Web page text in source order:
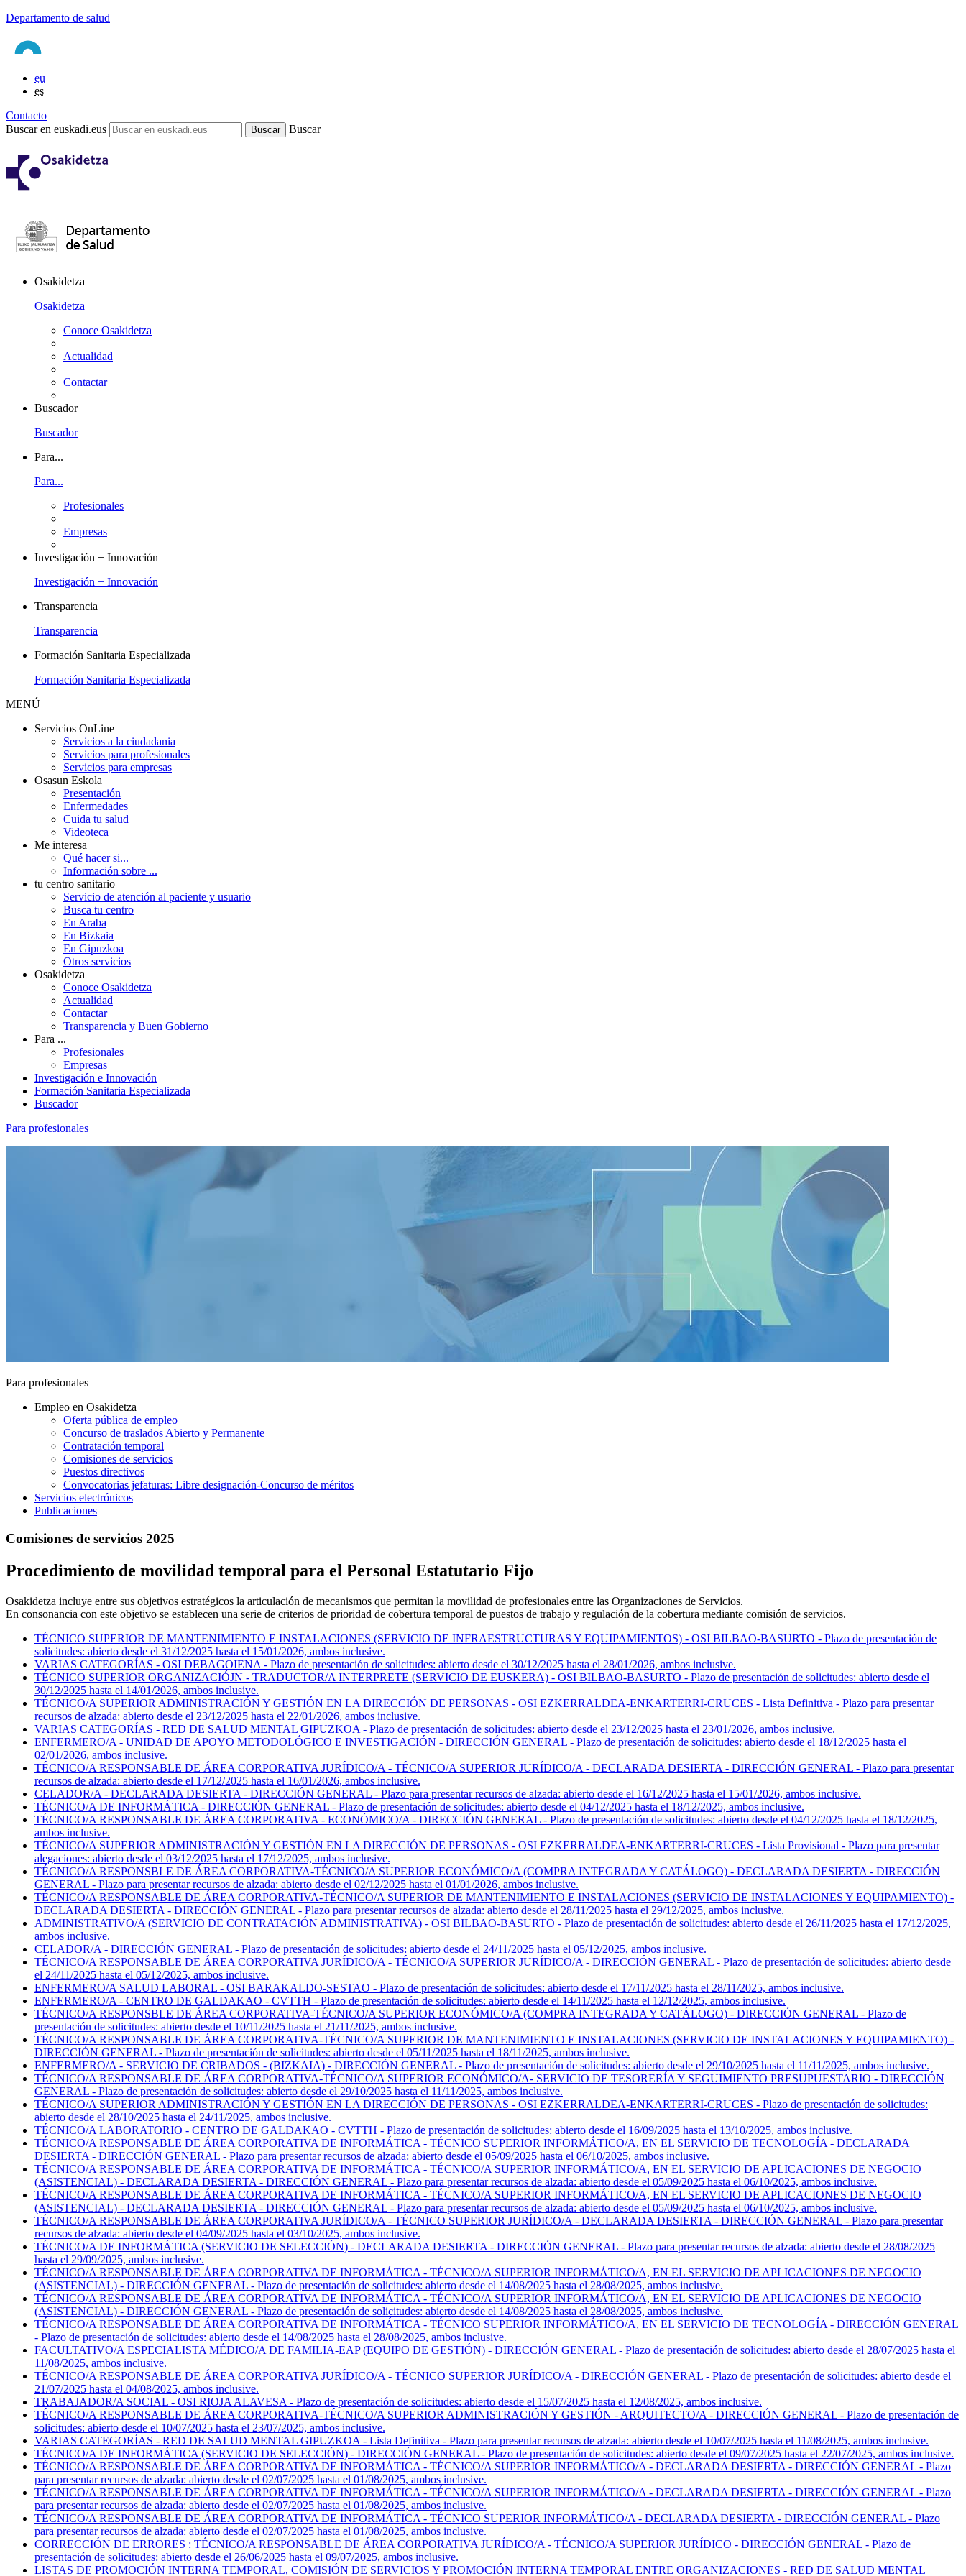
Departamento de salud
eu
es
Contacto
Buscar en euskadi.eus
Buscar
Osakidetza
Osakidetza
Conoce Osakidetza
Actualidad
Contactar
Buscador
Buscador
Para...
Para...
Profesionales
Empresas
Investigación + Innovación
Investigación + Innovación
Transparencia
Transparencia
Formación Sanitaria Especializada
Formación Sanitaria Especializada
MENÚ
Servicios OnLine
Servicios a la ciudadania
Servicios para profesionales
Servicios para empresas
Osasun Eskola
Presentación
Enfermedades
Cuida tu salud
Videoteca
Me interesa
Qué hacer si...
Información sobre ...
tu centro sanitario
Servicio de atención al paciente y usuario
Busca tu centro
En Araba
En Bizkaia
En Gipuzkoa
Otros servicios
Osakidetza
Conoce Osakidetza
Actualidad
Contactar
Transparencia y Buen Gobierno
Para ...
Profesionales
Empresas
Investigación e Innovación
Formación Sanitaria Especializada
Buscador
Para profesionales
Para profesionales
Empleo en Osakidetza
Oferta pública de empleo
Concurso de traslados Abierto y Permanente
Contratación temporal
Comisiones de servicios
Puestos directivos
Convocatorias jefaturas: Libre designación-Concurso de méritos
Servicios electrónicos
Publicaciones
Comisiones de servicios 2025
Procedimiento de movilidad temporal para el Personal Estatutario Fijo
Osakidetza incluye entre sus objetivos estratégicos la articulación de mecanismos que permitan la movilidad de profesionales entre las Organizaciones de Servicios.
En consonancia con este objetivo se establecen una serie de criterios de prioridad de cobertura temporal de puestos de trabajo y regulación de la cobertura mediante comisión de servicios.
TÉCNICO SUPERIOR DE MANTENIMIENTO E INSTALACIONES (SERVICIO DE INFRAESTRUCTURAS Y EQUIPAMIENTOS) - OSI BILBAO-BASURTO - Plazo de presentación de
solicitudes: abierto desde el 31/12/2025 hasta el 15/01/2026, ambos inclusive.
VARIAS CATEGORÍAS - OSI DEBAGOIENA - Plazo de presentación de solicitudes: abierto desde el 30/12/2025 hasta el 28/01/2026, ambos inclusive.
TÉCNICO SUPERIOR ORGANIZACIÓJN - TRADUCTOR/A INTERPRETE (SERVICIO DE EUSKERA) - OSI BILBAO-BASURTO - Plazo de presentación de solicitudes: abierto desde el
30/12/2025 hasta el 14/01/2026, ambos inclusive.
TÉCNICO/A SUPERIOR ADMINISTRACIÓN Y GESTIÓN EN LA DIRECCIÓN DE PERSONAS - OSI EZKERRALDEA-ENKARTERRI-CRUCES - Lista Definitiva - Plazo para presentar
recursos de alzada: abierto desde el 23/12/2025 hasta el 22/01/2026, ambos inclusive.
VARIAS CATEGORÍAS - RED DE SALUD MENTAL GIPUZKOA - Plazo de presentación de solicitudes: abierto desde el 23/12/2025 hasta el 23/01/2026, ambos inclusive.
ENFERMERO/A - UNIDAD DE APOYO METODOLÓGICO E INVESTIGACIÓN - DIRECCIÓN GENERAL - Plazo de presentación de solicitudes: abierto desde el 18/12/2025 hasta el
02/01/2026, ambos inclusive.
TÉCNICO/A RESPONSABLE DE ÁREA CORPORATIVA JURÍDICO/A - TÉCNICO/A SUPERIOR JURÍDICO/A - DECLARADA DESIERTA - DIRECCIÓN GENERAL - Plazo para presentar
recursos de alzada: abierto desde el 17/12/2025 hasta el 16/01/2026, ambos inclusive.
CELADOR/A - DECLARADA DESIERTA - DIRECCIÓN GENERAL - Plazo para presentar recursos de alzada: abierto desde el 16/12/2025 hasta el 15/01/2026, ambos inclusive.
TÉCNICO/A DE INFORMÁTICA - DIRECCIÓN GENERAL - Plazo de presentación de solicitudes: abierto desde el 04/12/2025 hasta el 18/12/2025, ambos inclusive.
TÉCNICO/A RESPONSABLE DE ÁREA CORPORATIVA - ECONÓMICO/A - DIRECCIÓN GENERAL - Plazo de presentación de solicitudes: abierto desde el 04/12/2025 hasta el 18/12/2025,
ambos inclusive.
TÉCNICO/A SUPERIOR ADMINISTRACIÓN Y GESTIÓN EN LA DIRECCIÓN DE PERSONAS - OSI EZKERRALDEA-ENKARTERRI-CRUCES - Lista Provisional - Plazo para presentar
alegaciones: abierto desde el 03/12/2025 hasta el 17/12/2025, ambos inclusive.
TÉCNICO/A RESPONSBLE DE ÁREA CORPORATIVA-TÉCNICO/A SUPERIOR ECONÓMICO/A (COMPRA INTEGRADA Y CATÁLOGO) - DECLARADA DESIERTA - DIRECCIÓN
GENERAL - Plazo para presentar recursos de alzada: abierto desde el 02/12/2025 hasta el 01/01/2026, ambos inclusive.
TÉCNICO/A RESPONSABLE DE ÁREA CORPORATIVA-TÉCNICO/A SUPERIOR DE MANTENIMIENTO E INSTALACIONES (SERVICIO DE INSTALACIONES Y EQUIPAMIENTO) -
DECLARADA DESIERTA - DIRECCIÓN GENERAL - Plazo para presentar recursos de alzada: abierto desde el 28/11/2025 hasta el 29/12/2025, ambos inclusive.
ADMINISTRATIVO/A (SERVICIO DE CONTRATACIÓN ADMINISTRATIVA) - OSI BILBAO-BASURTO - Plazo de presentación de solicitudes: abierto desde el 26/11/2025 hasta el 17/12/2025,
ambos inclusive.
CELADOR/A - DIRECCIÓN GENERAL - Plazo de presentación de solicitudes: abierto desde el 24/11/2025 hasta el 05/12/2025, ambos inclusive.
TÉCNICO/A RESPONSABLE DE ÁREA CORPORATIVA JURÍDICO/A - TÉCNICO/A SUPERIOR JURÍDICO/A - DIRECCIÓN GENERAL - Plazo de presentación de solicitudes: abierto desde
el 24/11/2025 hasta el 05/12/2025, ambos inclusive.
ENFERMERO/A SALUD LABORAL - OSI BARAKALDO-SESTAO - Plazo de presentación de solicitudes: abierto desde el 17/11/2025 hasta el 28/11/2025, ambos inclusive.
ENFERMERO/A - CENTRO DE GALDAKAO - CVTTH - Plazo de presentación de solicitudes: abierto desde el 14/11/2025 hasta el 12/12/2025, ambos inclusive.
TÉCNICO/A RESPONSBLE DE ÁREA CORPORATIVA-TÉCNICO/A SUPERIOR ECONÓMICO/A (COMPRA INTEGRADA Y CATÁLOGO) - DIRECCIÓN GENERAL - Plazo de
presentación de solicitudes: abierto desde el 10/11/2025 hasta el 21/11/2025, ambos inclusive.
TÉCNICO/A RESPONSABLE DE ÁREA CORPORATIVA-TÉCNICO/A SUPERIOR DE MANTENIMIENTO E INSTALACIONES (SERVICIO DE INSTALACIONES Y EQUIPAMIENTO) -
DIRECCIÓN GENERAL - Plazo de presentación de solicitudes: abierto desde el 05/11/2025 hasta el 18/11/2025, ambos inclusive.
ENFERMERO/A - SERVICIO DE CRIBADOS - (BIZKAIA) - DIRECCIÓN GENERAL - Plazo de presentación de solicitudes: abierto desde el 29/10/2025 hasta el 11/11/2025, ambos inclusive.
TÉCNICO/A RESPONSABLE DE ÁREA CORPORATIVA-TÉCNICO/A SUPERIOR ECONÓMICO/A- SERVICIO DE TESORERÍA Y SEGUIMIENTO PRESUPUESTARIO - DIRECCIÓN
GENERAL - Plazo de presentación de solicitudes: abierto desde el 29/10/2025 hasta el 11/11/2025, ambos inclusive.
TÉCNICO/A SUPERIOR ADMINISTRACIÓN Y GESTIÓN EN LA DIRECCIÓN DE PERSONAS - OSI EZKERRALDEA-ENKARTERRI-CRUCES - Plazo de presentación de solicitudes:
abierto desde el 28/10/2025 hasta el 24/11/2025, ambos inclusive.
TÉCNICO/A LABORATORIO - CENTRO DE GALDAKAO - CVTTH - Plazo de presentación de solicitudes: abierto desde el 16/09/2025 hasta el 13/10/2025, ambos inclusive.
TÉCNICO/A RESPONSABLE DE ÁREA CORPORATIVA DE INFORMÁTICA - TÉCNICO SUPERIOR INFORMÁTICO/A, EN EL SERVICIO DE TECNOLOGÍA - DECLARADA
DESIERTA - DIRECCIÓN GENERAL - Plazo para presentar recursos de alzada: abierto desde el 05/09/2025 hasta el 06/10/2025, ambos inclusive.
TÉCNICO/A RESPONSABLE DE ÁREA CORPORATIVA DE INFORMÁTICA - TÉCNICO/A SUPERIOR INFORMÁTICO/A, EN EL SERVICIO DE APLICACIONES DE NEGOCIO
(ASISTENCIAL) - DECLARADA DESIERTA - DIRECCIÓN GENERAL - Plazo para presentar recursos de alzada: abierto desde el 05/09/2025 hasta el 06/10/2025, ambos inclusive.
TÉCNICO/A RESPONSABLE DE ÁREA CORPORATIVA DE INFORMÁTICA - TÉCNICO/A SUPERIOR INFORMÁTICO/A, EN EL SERVICIO DE APLICACIONES DE NEGOCIO
(ASISTENCIAL) - DECLARADA DESIERTA - DIRECCIÓN GENERAL - Plazo para presentar recursos de alzada: abierto desde el 05/09/2025 hasta el 06/10/2025, ambos inclusive.
TÉCNICO/A RESPONSABLE DE ÁREA CORPORATIVA JURÍDICO/A - TÉCNICO SUPERIOR JURÍDICO/A - DECLARADA DESIERTA - DIRECCIÓN GENERAL - Plazo para presentar
recursos de alzada: abierto desde el 04/09/2025 hasta el 03/10/2025, ambos inclusive.
TÉCNICO/A DE INFORMÁTICA (SERVICIO DE SELECCIÓN) - DECLARADA DESIERTA - DIRECCIÓN GENERAL - Plazo para presentar recursos de alzada: abierto desde el 28/08/2025
hasta el 29/09/2025, ambos inclusive.
TÉCNICO/A RESPONSABLE DE ÁREA CORPORATIVA DE INFORMÁTICA - TÉCNICO/A SUPERIOR INFORMÁTICO/A, EN EL SERVICIO DE APLICACIONES DE NEGOCIO
(ASISTENCIAL) - DIRECCIÓN GENERAL - Plazo de presentación de solicitudes: abierto desde el 14/08/2025 hasta el 28/08/2025, ambos inclusive.
TÉCNICO/A RESPONSABLE DE ÁREA CORPORATIVA DE INFORMÁTICA - TÉCNICO/A SUPERIOR INFORMÁTICO/A, EN EL SERVICIO DE APLICACIONES DE NEGOCIO
(ASISTENCIAL) - DIRECCIÓN GENERAL - Plazo de presentación de solicitudes: abierto desde el 14/08/2025 hasta el 28/08/2025, ambos inclusive.
TÉCNICO/A RESPONSABLE DE ÁREA CORPORATIVA DE INFORMÁTICA - TÉCNICO SUPERIOR INFORMÁTICO/A, EN EL SERVICIO DE TECNOLOGÍA - DIRECCIÓN GENERAL
- Plazo de presentación de solicitudes: abierto desde el 14/08/2025 hasta el 28/08/2025, ambos inclusive.
FACULTATIVO/A ESPECIALISTA MÉDICO/A DE FAMILIA-EAP (EQUIPO DE GESTIÓN) - DIRECCIÓN GENERAL - Plazo de presentación de solicitudes: abierto desde el 28/07/2025 hasta el
11/08/2025, ambos inclusive.
TÉCNICO/A RESPONSABLE DE ÁREA CORPORATIVA JURÍDICO/A - TÉCNICO SUPERIOR JURÍDICO/A - DIRECCIÓN GENERAL - Plazo de presentación de solicitudes: abierto desde el
21/07/2025 hasta el 04/08/2025, ambos inclusive.
TRABAJADOR/A SOCIAL - OSI RIOJA ALAVESA - Plazo de presentación de solicitudes: abierto desde el 15/07/2025 hasta el 12/08/2025, ambos inclusive.
TÉCNICO/A RESPONSABLE DE ÁREA CORPORATIVA-TÉCNICO/A SUPERIOR ADMINISTRACIÓN Y GESTIÓN - ARQUITECTO/A - DIRECCIÓN GENERAL - Plazo de presentación de
solicitudes: abierto desde el 10/07/2025 hasta el 23/07/2025, ambos inclusive.
VARIAS CATEGORÍAS - RED DE SALUD MENTAL GIPUZKOA - Lista Definitiva - Plazo para presentar recursos de alzada: abierto desde el 10/07/2025 hasta el 11/08/2025, ambos inclusive.
TÉCNICO/A DE INFORMÁTICA (SERVICIO DE SELECCIÓN) - DIRECCIÓN GENERAL - Plazo de presentación de solicitudes: abierto desde el 09/07/2025 hasta el 22/07/2025, ambos inclusive.
TÉCNICO/A RESPONSABLE DE ÁREA CORPORATIVA DE INFORMÁTICA - TÉCNICO/A SUPERIOR INFORMÁTICO/A - DECLARADA DESIERTA - DIRECCIÓN GENERAL - Plazo
para presentar recursos de alzada: abierto desde el 02/07/2025 hasta el 01/08/2025, ambos inclusive.
TÉCNICO/A RESPONSABLE DE ÁREA CORPORATIVA DE INFORMÁTICA - TÉCNICO/A SUPERIOR INFORMÁTICO/A - DECLARADA DESIERTA - DIRECCIÓN GENERAL - Plazo
para presentar recursos de alzada: abierto desde el 02/07/2025 hasta el 01/08/2025, ambos inclusive.
TÉCNICO/A RESPONSABLE DE ÁREA CORPORATIVA DE INFORMÁTICA - TÉCNICO SUPERIOR INFORMÁTICO/A - DECLARADA DESIERTA - DIRECCIÓN GENERAL - Plazo
para presentar recursos de alzada: abierto desde el 02/07/2025 hasta el 01/08/2025, ambos inclusive.
CORRECCIÓN DE ERRORES : TÉCNICO/A RESPONSABLE DE ÁREA CORPORATIVA JURÍDICO/A - TÉCNICO/A SUPERIOR JURÍDICO - DIRECCIÓN GENERAL - Plazo de
presentación de solicitudes: abierto desde el 26/06/2025 hasta el 09/07/2025, ambos inclusive.
LISTAS DE PROMOCIÓN INTERNA TEMPORAL, COMISIÓN DE SERVICIOS Y PROMOCIÓN INTERNA TEMPORAL ENTRE ORGANIZACIONES - RED DE SALUD MENTAL